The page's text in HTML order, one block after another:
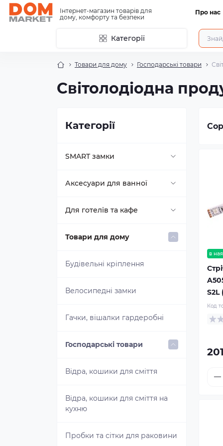
Інтернет-магазин товарів для
дому, комфорту та безпеки
Про нас
Категорії
Товари для дому Господарські товари
Світолодіодна
Категорії
SMART замки
Buonelle
Comit
Mottura B technology
Електронні замки для меблів
Аксесуари для ванної
Вішалки, гачки для ванної
Дзеркала для ванної
Дозатори рідкого мила
Етажерки для ванної
Йоржик для унітазу — купити
Для готелів та кафе
Відра, кошики для сміття
рушників
Роздавальники туалетного
Фени для волосся
Товари для дому
Будівельні кріплення
Велосипедні замки
Гачки, вішалки гардеробні
Господарські товари
Відра, кошики для сміття
Відра, кошики для сміття на
кухню
Пробки та сітки для раковини
в
S2L
Код